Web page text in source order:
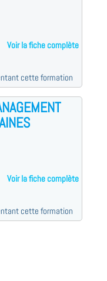
Voir la fiche complète
cette formation
Voir la fiche complète
cette formation